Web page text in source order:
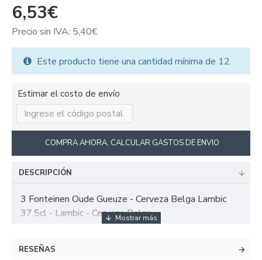
6,53€
Precio sin IVA: 5,40€
Este producto tiene una cantidad mínima de 12
Estimar el costo de envío
COMPRA AHORA, CALCULAR GASTOS DE ENVIO
DESCRIPCIÓN
3 Fonteinen Oude Gueuze - Cerveza Belga Lambic
37,5cl - Lambic - Cerveza Belga
RESEÑAS